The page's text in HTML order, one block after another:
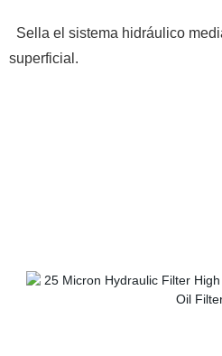
Sella el sistema hidráulico
superficial.